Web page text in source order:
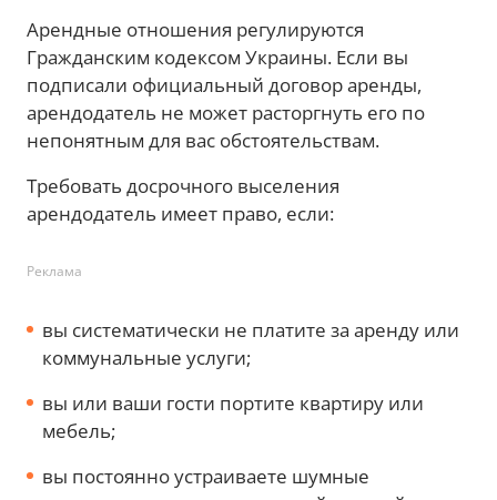
Арендные отношения регулируются
Гражданским кодексом Украины. Если вы
подписали официальный договор аренды,
арендодатель не может расторгнуть его по
непонятным для вас обстоятельствам.
Требовать досрочного выселения
арендодатель имеет право, если:
Реклама
вы систематически не платите за аренду или
коммунальные услуги;
вы или ваши гости портите квартиру или
мебель;
вы постоянно устраиваете шумные